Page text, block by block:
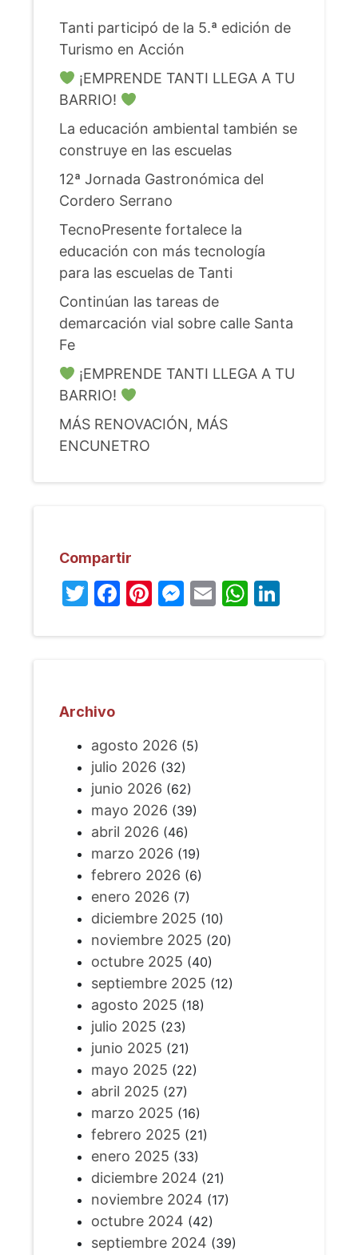
Tanti participó de la 5.ª edición de
Turismo en Acción
¡EMPRENDE TANTI LLEGA A TU
BARRIO!
La educación ambiental también se
construye en las escuelas
12ª Jornada Gastronómica del
Cordero Serrano
TecnoPresente fortalece la
educación con más tecnología
para las escuelas de Tanti
Continúan las tareas de
demarcación vial sobre calle Santa
Fe
¡EMPRENDE TANTI LLEGA A TU
BARRIO!
MÁS RENOVACIÓN, MÁS
ENCUNETRO
Compartir
Twitter
Facebook
Pinterest
Messenger
Email
Archivo
agosto 2026 (5)
julio 2026 (32)
junio 2026 (62)
mayo 2026 (39)
abril 2026 (46)
marzo 2026 (19)
febrero 2026 (6)
enero 2026 (7)
diciembre 2025 (10)
noviembre 2025 (20)
octubre 2025 (40)
septiembre 2025 (12)
agosto 2025 (18)
julio 2025 (23)
junio 2025 (21)
mayo 2025 (22)
abril 2025 (27)
marzo 2025 (16)
febrero 2025 (21)
enero 2025 (33)
diciembre 2024 (21)
noviembre 2024 (17)
octubre 2024 (42)
septiembre 2024 (39)